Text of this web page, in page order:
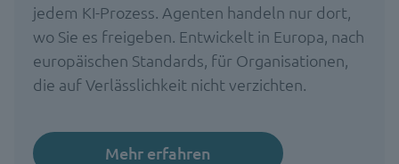
jedem KI-Prozess. Agenten handeln nur dort,
wo Sie es freigeben. Entwickelt in Europa, nach
europäischen Standards, für Organisationen,
die auf Verlässlichkeit nicht verzichten.
Mehr erfahren